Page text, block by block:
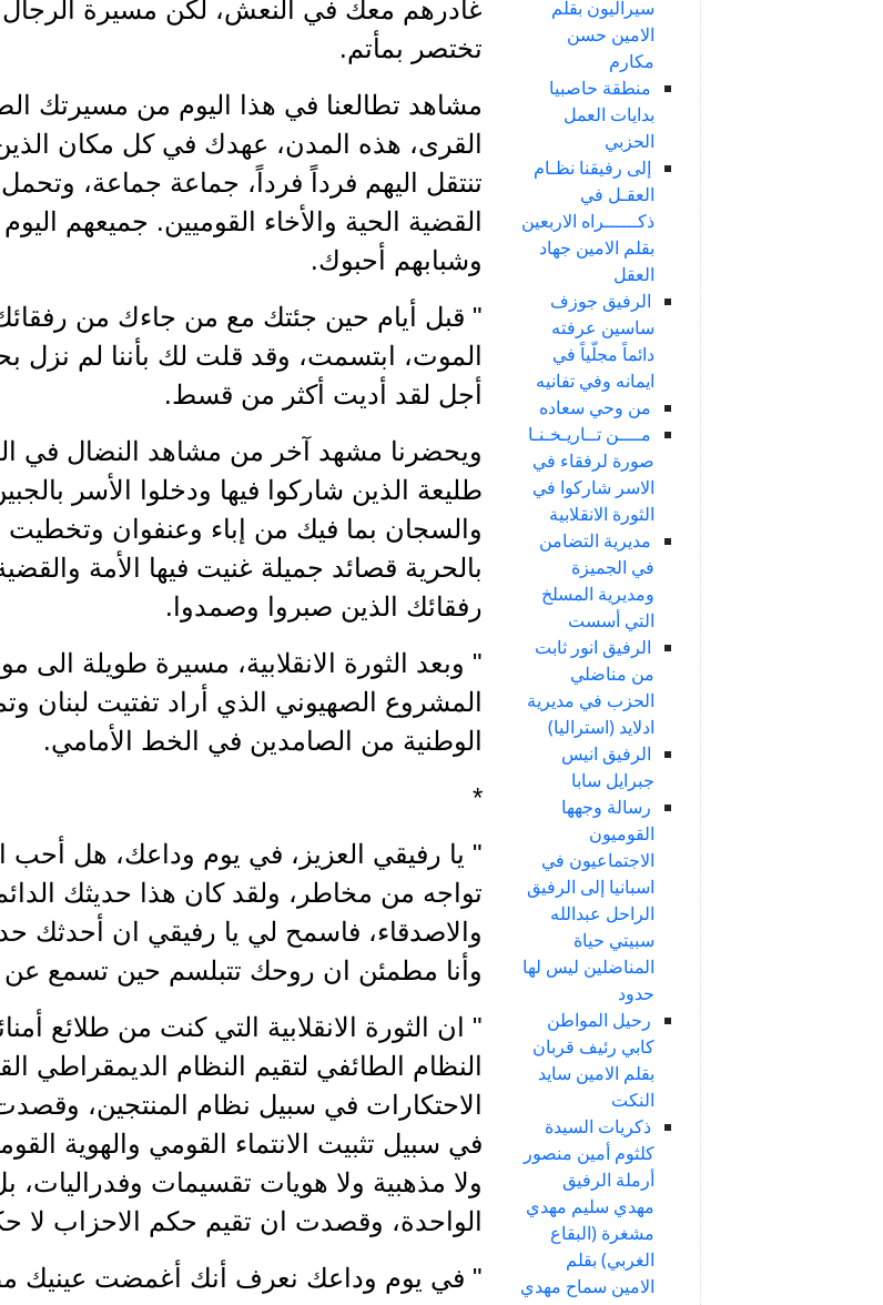
سيراليون بقلم
الامين حسن
مكارم
منطقة حاصبيا
بدايات العمل
الحزبي
إلى رفيقنا نظـام
العقـل في
ذكــــــراه الاربعين
بقلم الامين جهاد
العقل
الرفيق جوزف
ساسين عرفته
دائماً مجلّياً في
ايمانه وفي تفانيه
من وحي سعاده
مــــن تــاريـخـنـا
صورة لرفقاء في
الاسر شاركوا في
الثورة الانقلابية
مديرية التضامن
في الجميزة
ومديرية المسلخ
التي أسست
الرفيق انور ثابت
من مناضلي
الحزب في مديرية
ادلايد (استراليا)
الرفيق انيس
جبرايل سابا
رسالة وجهها
القوميون
الاجتماعيون في
اسبانيا إلى الرفيق
الراحل عبدالله
سبيتي حياة
المناضلين ليس لها
حدود
رحيل المواطن
كابي رئيف قربان
بقلم الامين سايد
النكت
ذكريات السيدة
كلثوم أمين منصور
أرملة الرفيق
مهدي سليم مهدي
مشغرة (البقاع
الغربي) بقلم
الامين سماح مهدي
غادرهم معك في النعش، لكن مسيرة الرجال
تختصر بمأتم.
مشاهد تطالعنا في هذا اليوم من مسيرتك
القرى، هذه المدن، عهدك في كل مكان
تنتقل اليهم فرداً فرداً، جماعة جماعة،
القضية الحية والأخاء القوميين. جميعهم
وشبابهم أحبوك.
" قبل أيام حين جئتك مع من جاءك من
الموت، ابتسمت، وقد قلت لك بأننا لم
أجل لقد أديت أكثر من قسط.
طليعة الذين شاركوا فيها ودخلوا الأسر
والسجان بما فيك من إباء وعنفوان
بالحرية قصائد جميلة غنيت فيها الأمة
رفقائك الذين صبروا وصمدوا.
" وبعد الثورة الانقلابية، مسيرة طويلة الى
المشروع الصهيوني الذي أراد تفتيت
الوطنية من الصامدين في الخط الأمامي.
*
" يا رفيقي العزيز، في يوم وداعك، هل
تواجه من مخاطر، ولقد كان هذا حديثك
والاصدقاء، فاسمح لي يا رفيقي ان أحدثك
وأنا مطمئن ان روحك تتبلسم حين تسمع عن
" ان الثورة الانقلابية التي كنت من طلائع
النظام الطائفي لتقيم النظام
الاحتكارات في سبيل نظام المنتجين،
في سبيل تثبيت الانتماء القومي والهوية
ولا مذهبية ولا هويات تقسيمات وفدراليات،
الواحدة، وقصدت ان تقيم حكم الاحزاب لا
" في يوم وداعك نعرف أنك أغمضت عينيك